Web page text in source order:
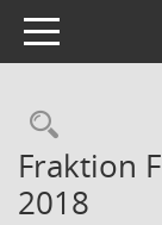
Toggle navigation
Fraktion
2018